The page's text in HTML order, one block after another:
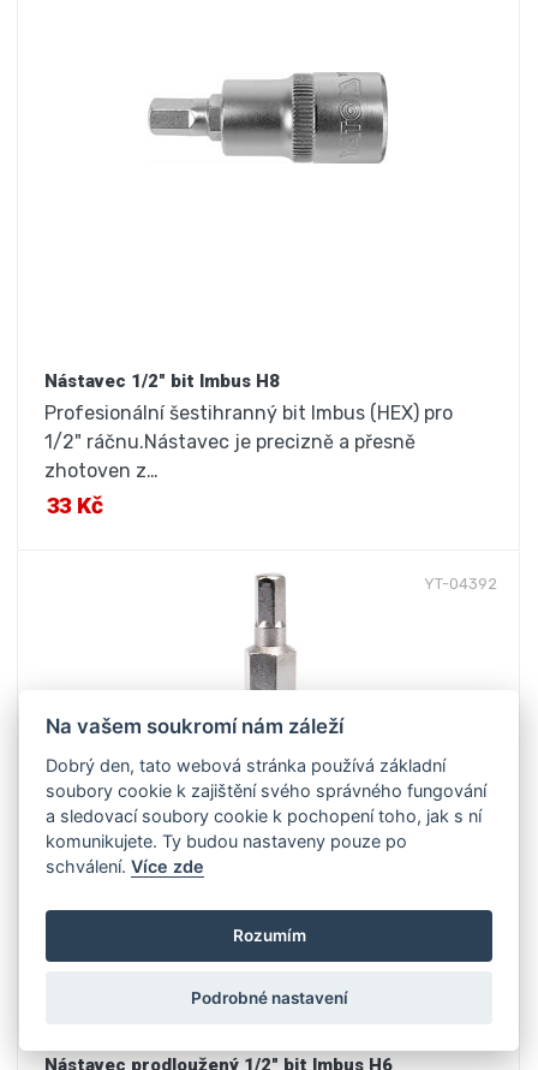
Nástavec 1/2" bit Imbus H8
Profesionální šestihranný bit Imbus (HEX) pro
1/2" ráčnu.Nástavec je precizně a přesně
zhotoven z…
33 Kč
YT-04392
Nástavec prodloužený 1/2" bit Imbus H6
Na vašem soukromí nám záleží
Dobrý den, tato webová stránka používá základní
soubory cookie k zajištění svého správného fungování
a sledovací soubory cookie k pochopení toho, jak s ní
komunikujete. Ty budou nastaveny pouze po
schválení.Více zde
Rozumím
Podrobné nastavení